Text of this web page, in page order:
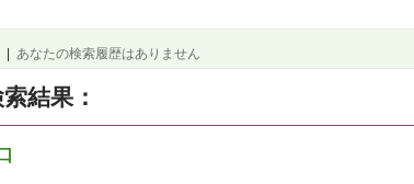
結果：
あなたの検索履歴はありません